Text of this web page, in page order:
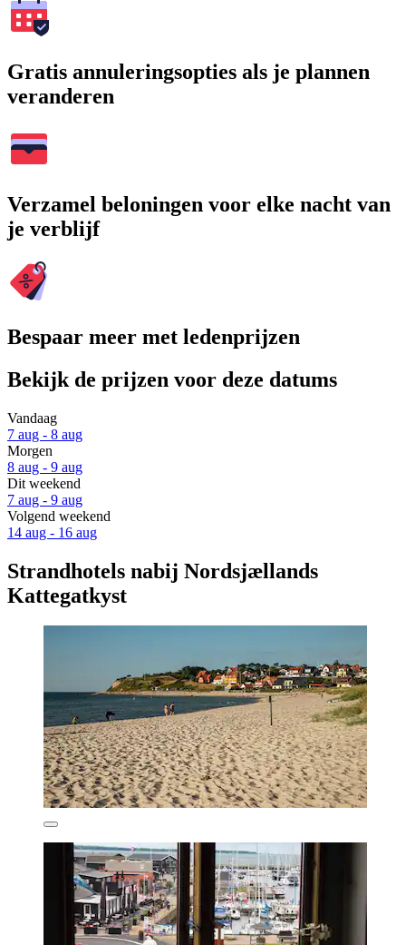
Gratis annuleringsopties als je plannen
veranderen
Verzamel beloningen voor elke nacht van
je verblijf
Bespaar meer met ledenprijzen
Bekijk de prijzen voor deze datums
Vandaag
7 aug - 8 aug
Morgen
8 aug - 9 aug
Dit weekend
7 aug - 9 aug
Volgend weekend
14 aug - 16 aug
Strandhotels nabij Nordsjællands
Kattegatkyst